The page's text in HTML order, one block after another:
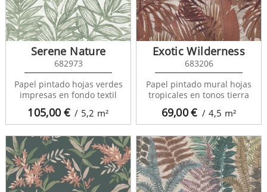
105,00€ / 5,2 m²
Serene Nature
682973
Papel pintado hojas verdes
impresas en fondo textil
69,00€ / 4,5 m²
Exotic Wilderness
683206
Papel pintado mural hojas
tropicales en tonos tierra